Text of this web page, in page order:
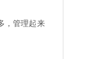
，管理起来